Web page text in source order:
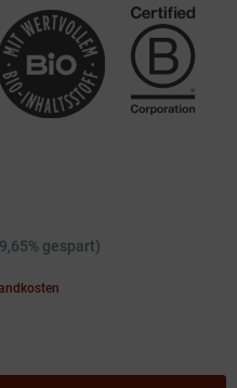
gespart)